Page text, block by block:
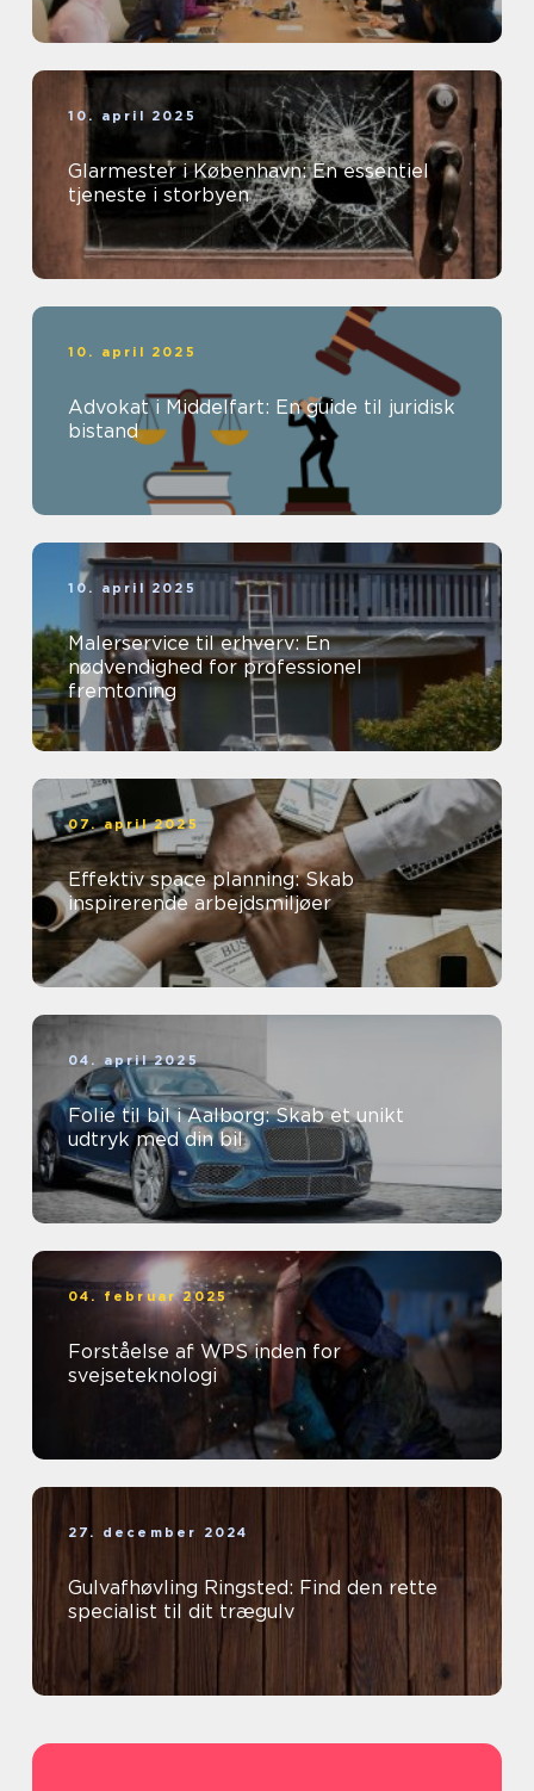
10. april 2025
Glarmester i København: En essentiel
tjeneste i storbyen
10. april 2025
Advokat i Middelfart: En guide til juridisk
bistand
10. april 2025
Malerservice til erhverv: En
nødvendighed for professionel
fremtoning
07. april 2025
Effektiv space planning: Skab
inspirerende arbejdsmiljøer
04. april 2025
Folie til bil i Aalborg: Skab et unikt
udtryk med din bil
04. februar 2025
Forståelse af WPS inden for
svejseteknologi
27. december 2024
Gulvafhøvling Ringsted: Find den rette
specialist til dit trægulv